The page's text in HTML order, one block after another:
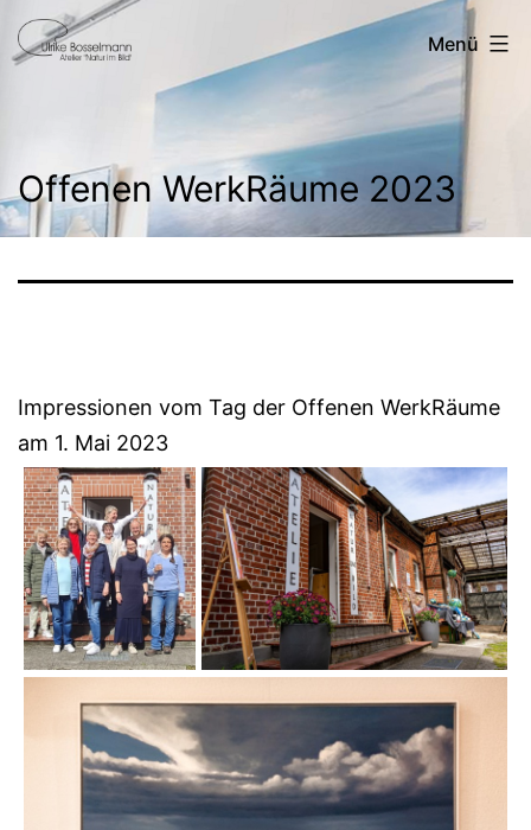
Zum
Inhalt
Ulrike
Menü
Offenen WerkRäume 2023
Impressionen vom Tag der Offenen WerkRäume
am 1. Mai 2023